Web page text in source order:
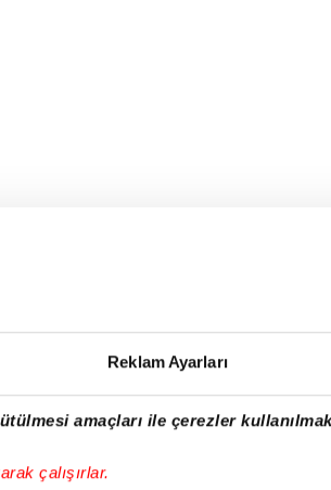
Reklam Ayarları
amaçları ile çerezler
çalışırlar.